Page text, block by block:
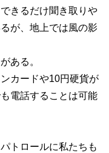
きるだけ聞き取りや
が、地上では風の影
ある。
カードや10円硬貨が
電話することは可能
トロールに私たちも